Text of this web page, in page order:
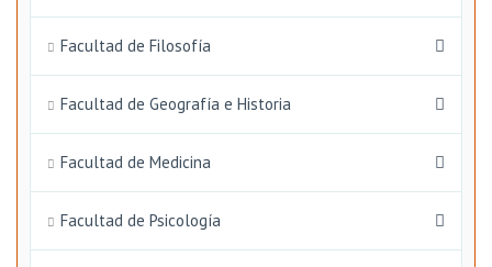
Facultad de Filosofía
Facultad de Geografía e Historia
Facultad de Medicina
Facultad de Psicología